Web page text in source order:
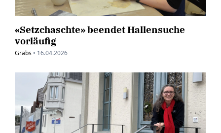
«Setzchaschte» beendet Hallensuche
vorläufig
Grabs • 16.04.2026